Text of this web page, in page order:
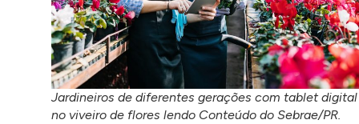
Jardineiros de diferentes gerações com tablet digital
no viveiro de flores lendo Conteúdo do Sebrae/PR.